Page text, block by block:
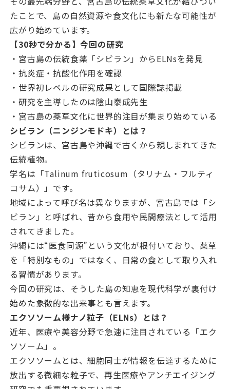
たことで、島の自然資源や食文化にも新たな可能性が
広がり始めています。
【30秒で分かる】今回の研究
・宮古島の伝統食薬「シビラン」からELNsを発見
・抗炎症・抗酸化作用を確認
・世界初レベルの研究成果として国際誌掲載
・研究を主導したのは陰山泰成先生
・宮古島の薬草文化に世界的注目が集まり始めている
シビラン（ニンジンモドキ）とは？
シビランは、宮古島や沖縄で古くから親しまれてきた
伝統植物。
学名は「Talinum fruticosum（タリナム・フルティ
コサム）」です。
地域によって呼び名は異なりますが、宮古島では「シ
ビラン」と呼ばれ、昔から食用や民間療法として活用
されてきました。
沖縄には“医食同源”という文化が根付いており、薬草
を「特別なもの」ではなく、日常の食として取り入れ
る習慣があります。
今回の研究は、そうした島の知恵を現代科学が裏付け
始めた象徴的な出来事とも言えます。
エクソソーム様ナノ粒子（ELNs）とは？
近年、医療や美容分野で急速に注目されている「エク
ソソーム」。
エクソソームとは、細胞同士が情報を伝達するために
放出する微細な粒子で、再生医療やアンチエイジング